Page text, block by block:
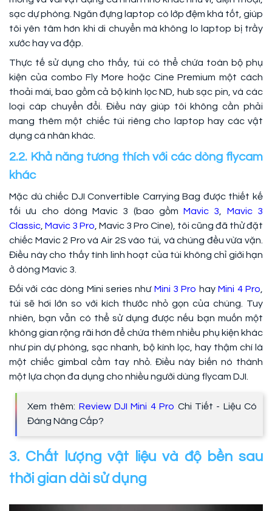
sạc dự phòng. Ngăn đựng laptop có lớp đệm khá tốt, giúp
tôi yên tâm hơn khi di chuyển mà không lo laptop bị trầy
xước hay va đập.
Thực tế sử dụng cho thấy, túi có thể chứa toàn bộ phụ
kiện của combo Fly More hoặc Cine Premium một cách
thoải mái, bao gồm cả bộ kính lọc ND, hub sạc pin, và các
loại cáp chuyển đổi. Điều này giúp tôi không cần phải
mang thêm một chiếc túi riêng cho laptop hay các vật
dụng cá nhân khác.
2.2. Khả năng tương thích với các dòng flycam
khác
Mặc dù chiếc DJI Convertible Carrying Bag được thiết kế
tối ưu cho dòng Mavic 3 (bao gồmMavic 3
Mavic 3
Classic Mavic 3 Pro , Mavic 3 Pro Cine), tôi cũng đã thử đặt
chiếc Mavic 2 Pro và Air 2S vào túi, và chúng đều vừa vặn.
Điều này cho thấy tính linh hoạt của túi không chỉ giới hạn
ở dòng Mavic 3.
Đối với các dòng Mini series như Mini 3 Pro hayMini 4 Pro
túi sẽ hơi lớn so với kích thước nhỏ gọn của chúng. Tuy
nhiên, bạn vẫn có thể sử dụng được nếu bạn muốn một
không gian rộng rãi hơn để chứa thêm nhiều phụ kiện khác
như pin dự phòng, sạc nhanh, bộ kính lọc, hay thậm chí là
một chiếc gimbal cầm tay nhỏ. Điều này biến nó thành
một lựa chọn đa dụng cho nhiều người dùng flycam DJI.
Xem thêm: Review DJI Mini 4 Pro Chi Tiết - Liệu Có
Đáng Nâng Cấp?
3. Chất lượng vật liệu và độ bền sau
thời gian dài sử dụng